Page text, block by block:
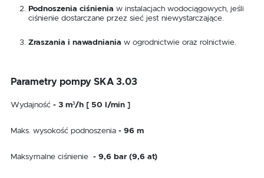
Podnoszenia ciśnienia w instalacjach wodociągowych, jeśli
ciśnienie dostarczane przez sieć jest niewystarczające.
Zraszania i nawadniania w ogrodnictwie oraz rolnictwie.
Parametry pompy SKA 3.03
Wydajność - 3 m³/h [ 50 l/min ]
Maks. wysokość podnoszenia - 96 m
Maksymalne ciśnienie - 9,6 bar (9,6 at)